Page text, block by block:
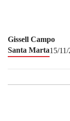
Gissell Campo
Santa Marta15/